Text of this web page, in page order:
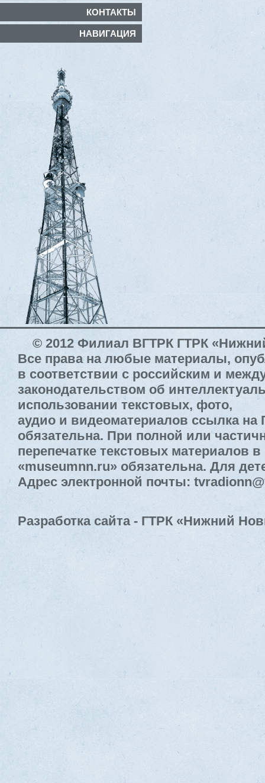
КОНТАКТЫ
НАВИГАЦИЯ
© 2012 Филиал ВГТРК ГТРК
Все права на любые материалы,
в соответствии с российским и
законодательством об
использовании текстовых, фото,
аудио и видеоматериалов ссылка
обязательна. При полной или
перепечатке текстовых материалов
«museumnn.ru» обязательна. Для
Адрес электронной почты:
Разработка сайта - ГТРК «Нижний